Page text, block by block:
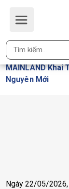
MIỀN
MỚI
Trang Chủ
MAINLAND Khai
Nguyên Mới
Ngày 22/05/2026,